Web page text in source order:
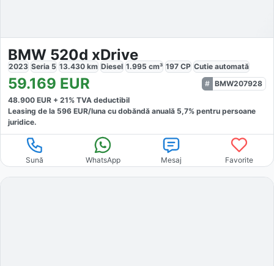
BMW 520d xDrive
2023 Seria 5 13.430 km Diesel 1.995 cm³ 197 CP Cutie automată
59.169 EUR
BMW207928
48.900 EUR + 21% TVA deductibil
Leasing de la 596 EUR/luna cu dobăndă anuală 5,7% pentru persoane
juridice.
Sună WhatsApp Mesaj Favorite